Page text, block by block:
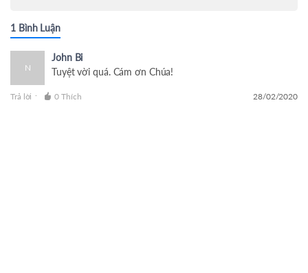
1 Bình Luận
N
John Bi
Tuyệt vời quá. Cám ơn Chúa!
Trả lời - 0 Thích 28/02/2020